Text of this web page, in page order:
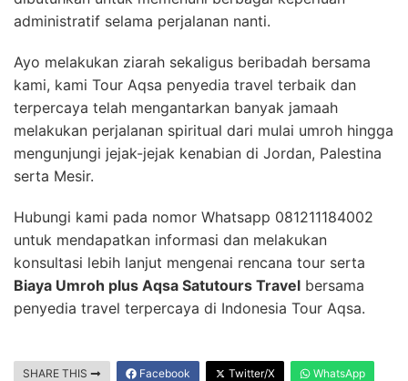
administratif selama perjalanan nanti.
Ayo melakukan ziarah sekaligus beribadah bersama
kami, kami Tour Aqsa penyedia travel terbaik dan
terpercaya telah mengantarkan banyak jamaah
melakukan perjalanan spiritual dari mulai umroh hingga
mengunjungi jejak-jejak kenabian di Jordan, Palestina
serta Mesir.
Hubungi kami pada nomor Whatsapp 081211184002
untuk mendapatkan informasi dan melakukan
konsultasi lebih lanjut mengenai rencana tour serta
Biaya Umroh plus Aqsa Satutours Travel bersama
penyedia travel terpercaya di Indonesia Tour Aqsa.
SHARE THIS Facebook Twitter/X WhatsApp